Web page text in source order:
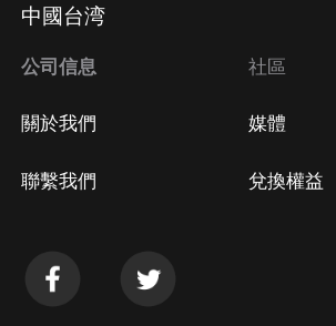
中國台湾
公司信息
關於我們
聯繫我們
社區
媒體
兌換權益